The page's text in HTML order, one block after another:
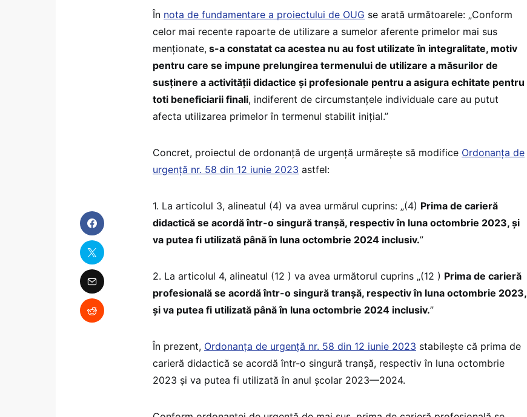
În nota de fundamentare a proiectului de OUG se arată următoarele: „Conform
celor mai recente rapoarte de utilizare a sumelor aferente primelor mai sus
menționate, s-a constatat ca acestea nu au fost utilizate în integralitate, motiv
pentru care se impune prelungirea termenului de utilizare a măsurilor de
susținere a activității didactice și profesionale pentru a asigura echitate pentru
toti beneficiarii finali, indiferent de circumstanțele individuale care au putut
afecta utilizarea primelor în termenul stabilit inițial.”
Concret, proiectul de ordonanță de urgență urmărește să modifice Ordonanța de
urgență nr. 58 din 12 iunie 2023 astfel:
1. La articolul 3, alineatul (4) va avea urmărul cuprins: „(4) Prima de carieră
didactică se acordă într-o singură tranşă, respectiv în luna octombrie 2023, şi
va putea fi utilizată până în luna octombrie 2024 inclusiv.”
2. La articolul 4, alineatul (12 ) va avea următorul cuprins „(12 ) Prima de carieră
profesională se acordă într-o singură tranșă, respectiv în luna octombrie 2023,
și va putea fi utilizată până în luna octombrie 2024 inclusiv.”
În prezent, Ordonanța de urgență nr. 58 din 12 iunie 2023 stabilește că prima de
carieră didactică se acordă într-o singură tranșă, respectiv în luna octombrie
2023 și va putea fi utilizată în anul școlar 2023—2024.